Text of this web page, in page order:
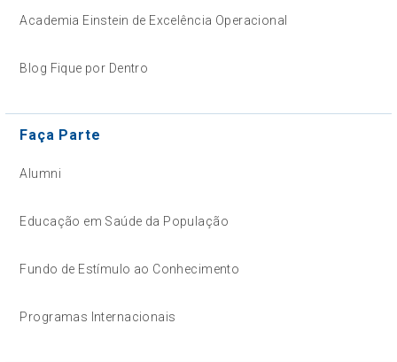
Academia Einstein de Excelência Operacional
Blog Fique por Dentro
Faça Parte
Alumni
Educação em Saúde da População
Fundo de Estímulo ao Conhecimento
Programas Internacionais